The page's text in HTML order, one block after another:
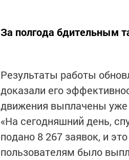
За полгода бдительным
Результаты работы
доказали его
движения выплачены уже
«На сегодняшний день,
подано 8 267 заявок, и
пользователям было